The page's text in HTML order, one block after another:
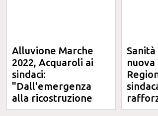
Alluvione Marche
2022, Acquaroli ai
sindaci:
"Dall'emergenza
alla ricostruzione
definitiva"